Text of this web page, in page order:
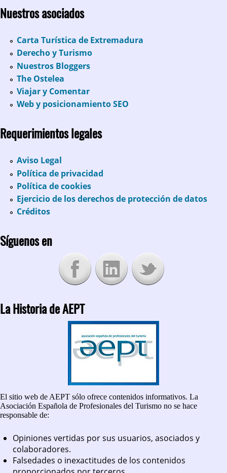
Nuestros asociados
Carta Turística de Extremadura
Derecho y Turismo
Nuestros Bloggers
The Ostelea
Viajar y Comentar
Web y posicionamiento SEO
Requerimientos legales
Aviso Legal
Política de privacidad
Política de cookies
Ejercicio de los derechos de protección de datos
Créditos
Síguenos en
La Historia de AEPT
El sitio web de AEPT sólo ofrece contenidos informativos. La
Asociación Española de Profesionales del Turismo no se hace
responsable de:
Opiniones vertidas por sus usuarios, asociados y
colaboradores.
Falsedades o inexactitudes de los contenidos